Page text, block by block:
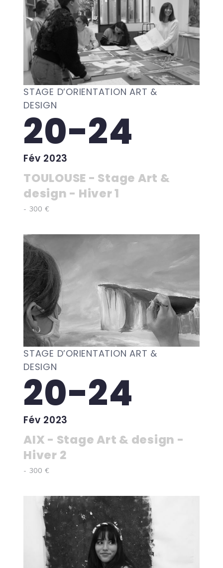
STAGE D’ORIENTATION ART &
DESIGN
20-24
Fév 2023
TOULOUSE - Stage Art &
design - Hiver 1
- 300 €
STAGE D’ORIENTATION ART &
DESIGN
20-24
Fév 2023
AIX - Stage Art & design -
Hiver 2
- 300 €